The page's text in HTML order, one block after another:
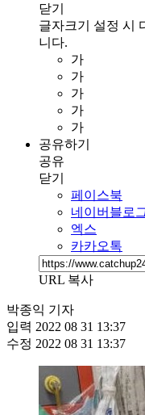
닫기
글자크기 설정 시
니다.
가
가
가
가
가
공유하기
공유
닫기
페이스북
네이버블로
엑스
카카오톡
URL 복사
박종익 기자
입력 2022 08 31 13:37
수정 2022 08 31 13:37